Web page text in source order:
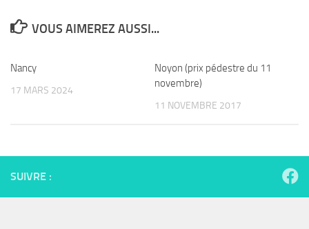
VOUS AIMEREZ AUSSI...
Nancy
17 MARS 2024
Noyon (prix pédestre du 11
novembre)
11 NOVEMBRE 2017
SUIVRE :